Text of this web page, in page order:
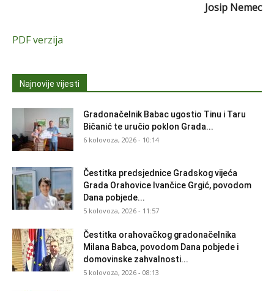
Josip Nemec
PDF verzija
Najnovije vijesti
Gradonačelnik Babac ugostio Tinu i Taru
Bičanić te uručio poklon Grada...
6 kolovoza, 2026 - 10:14
Čestitka predsjednice Gradskog vijeća
Grada Orahovice Ivančice Grgić, povodom
Dana pobjede...
5 kolovoza, 2026 - 11:57
Čestitka orahovačkog gradonačelnika
Milana Babca, povodom Dana pobjede i
domovinske zahvalnosti...
5 kolovoza, 2026 - 08:13